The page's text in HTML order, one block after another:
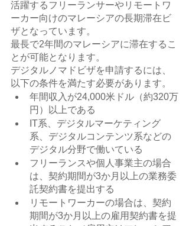
活躍するフリーランサーやリモートワ
ーカー向けのマレーシアの長期滞在ビ
ザとなっています。
最長で2年間のマレーシアに滞在するこ
とが可能となります。
デジタルノマドビザを申請するには、
以下の条件を満たす必要があります。
年間収入が24,000米ドル（約320万
円）以上である
IT系、デジタルマーケティング
系、デジタルコンテンツ系などの
デジタル分野で働いている
フリーランスや個人事業主の場合
は、契約期間が3か月以上の業務委
託契約書を提出する
リモートワーカーの場合は、契約
期間が3か月以上の雇用契約書を提